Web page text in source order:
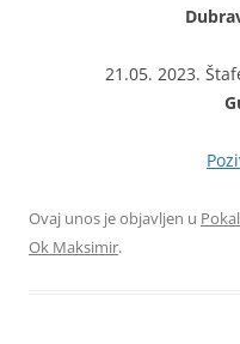
21.05. 2023.
Ovaj unos je objavljen u
Ok Maksimir.